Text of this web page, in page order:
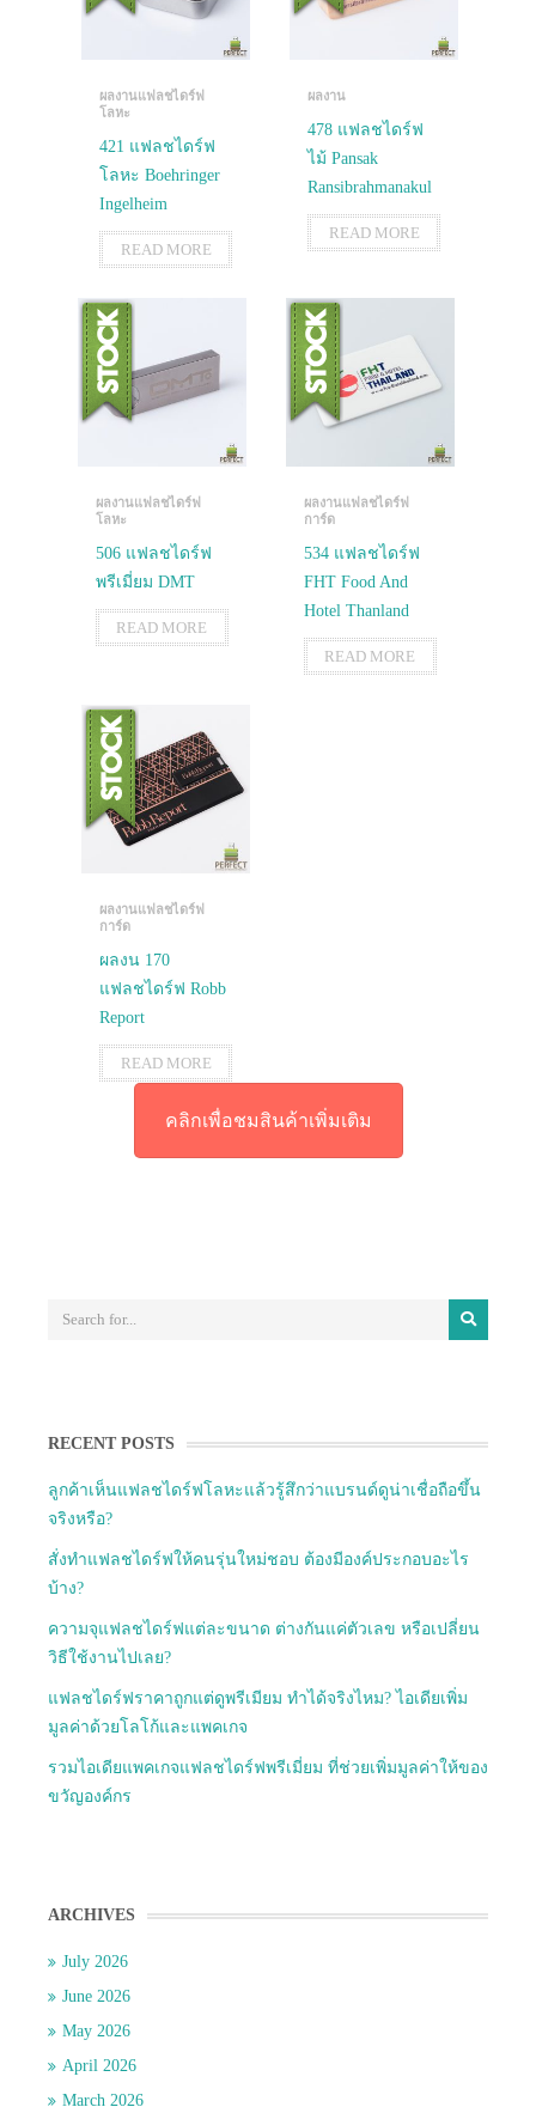
ผลงานแฟลชไดร์ฟ
โลหะ
421 แฟลชไดร์ฟ
โลหะ Boehringer
Ingelheim
READ MORE
ผลงาน
478 แฟลชไดร์ฟ
ไม้ Pansak
Ransibrahmanakul
READ MORE
ผลงานแฟลชไดร์ฟ
โลหะ
506 แฟลชไดร์ฟ
พรีเมี่ยม DMT
READ MORE
ผลงานแฟลชไดร์ฟ
การ์ด
534 แฟลชไดร์ฟ
FHT Food And
Hotel Thanland
READ MORE
ผลงานแฟลชไดร์ฟ
การ์ด
ผลงน 170
แฟลชไดร์ฟ Robb
Report
READ MORE
คลิกเพื่อชมสินค้าเพิ่มเติม
RECENT POSTS
ลูกค้าเห็นแฟลชไดร์ฟโลหะแล้วรู้สึกว่าแบรนด์ดูน่าเชื่อถือขึ้น
จริงหรือ?
สั่งทำแฟลชไดร์ฟให้คนรุ่นใหม่ชอบ ต้องมีองค์ประกอบอะไร
บ้าง?
ความจุแฟลชไดร์ฟแต่ละขนาด ต่างกันแค่ตัวเลข หรือเปลี่ยน
วิธีใช้งานไปเลย?
แฟลชไดร์ฟราคาถูกแต่ดูพรีเมียม ทำได้จริงไหม? ไอเดียเพิ่ม
มูลค่าด้วยโลโก้และแพคเกจ
รวมไอเดียแพคเกจแฟลชไดร์ฟพรีเมี่ยม ที่ช่วยเพิ่มมูลค่าให้ของ
ขวัญองค์กร
ARCHIVES
July 2026
June 2026
May 2026
April 2026
March 2026